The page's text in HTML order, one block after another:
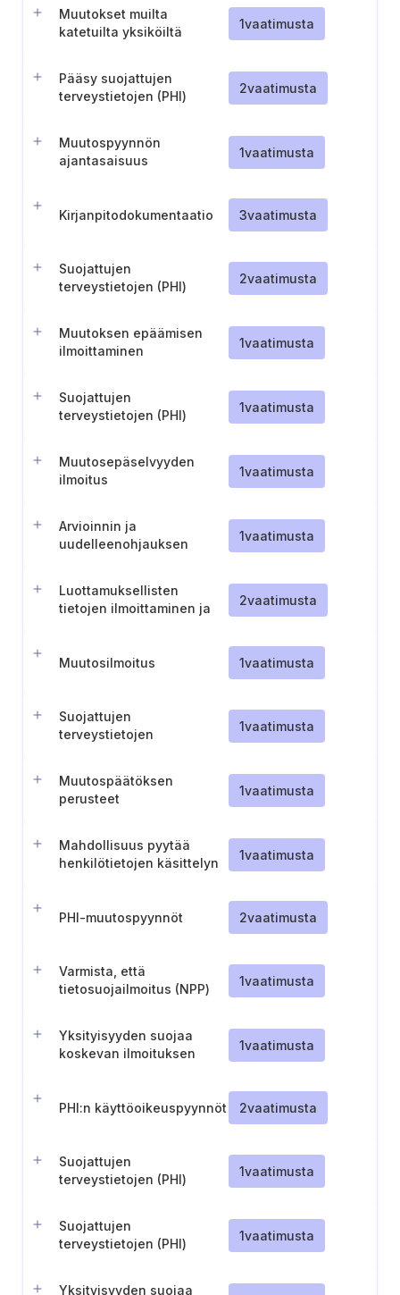
suojaamiseksi
Muutokset muilta
katetuilta yksiköiltä
1vaatimusta
Pääsy suojattujen
terveystietojen (PHI)
2vaatimusta
Muutospyynnön
ajantasaisuus
1vaatimusta
Kirjanpitodokumentaatio 3vaatimusta
Suojattujen
terveystietojen (PHI)
2vaatimusta
Muutoksen epäämisen
ilmoittaminen
1vaatimusta
Suojattujen
terveystietojen (PHI)
1vaatimusta
Muutosepäselvyyden
ilmoitus
1vaatimusta
Arvioinnin ja
uudelleenohjauksen
1vaatimusta
Luottamuksellisten
tietojen ilmoittaminen ja
2vaatimusta
Muutosilmoitus 1vaatimusta
Suojattujen
terveystietojen
1vaatimusta
Muutospäätöksen
perusteet
1vaatimusta
Mahdollisuus pyytää
henkilötietojen käsittelyn
1vaatimusta
PHI-muutospyynnöt 2vaatimusta
Varmista, että
tietosuojailmoitus (NPP)
1vaatimusta
Yksityisyyden suojaa
koskevan ilmoituksen
toimittaminen
1vaatimusta
PHI:n käyttöoikeuspyynnöt 2vaatimusta
Suojattujen
terveystietojen (PHI)
1vaatimusta
Suojattujen
terveystietojen (PHI)
1vaatimusta
Yksityisyyden suojaa